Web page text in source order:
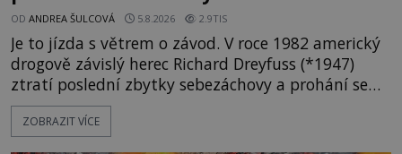
OD ANDREA ŠULCOVÁ 5.8.2026 2.9TIS
Je to jízda s větrem o závod. V roce 1982 americký
drogově závislý herec Richard Dreyfuss (*1947)
ztratí poslední zbytky sebezáchovy a prohání se
po silnicích ve svém mercedesu jako utržený ze
řetězu. Vše vyvrcholí katastrofou, když to Dreyfuss
ZOBRAZIT VÍCE